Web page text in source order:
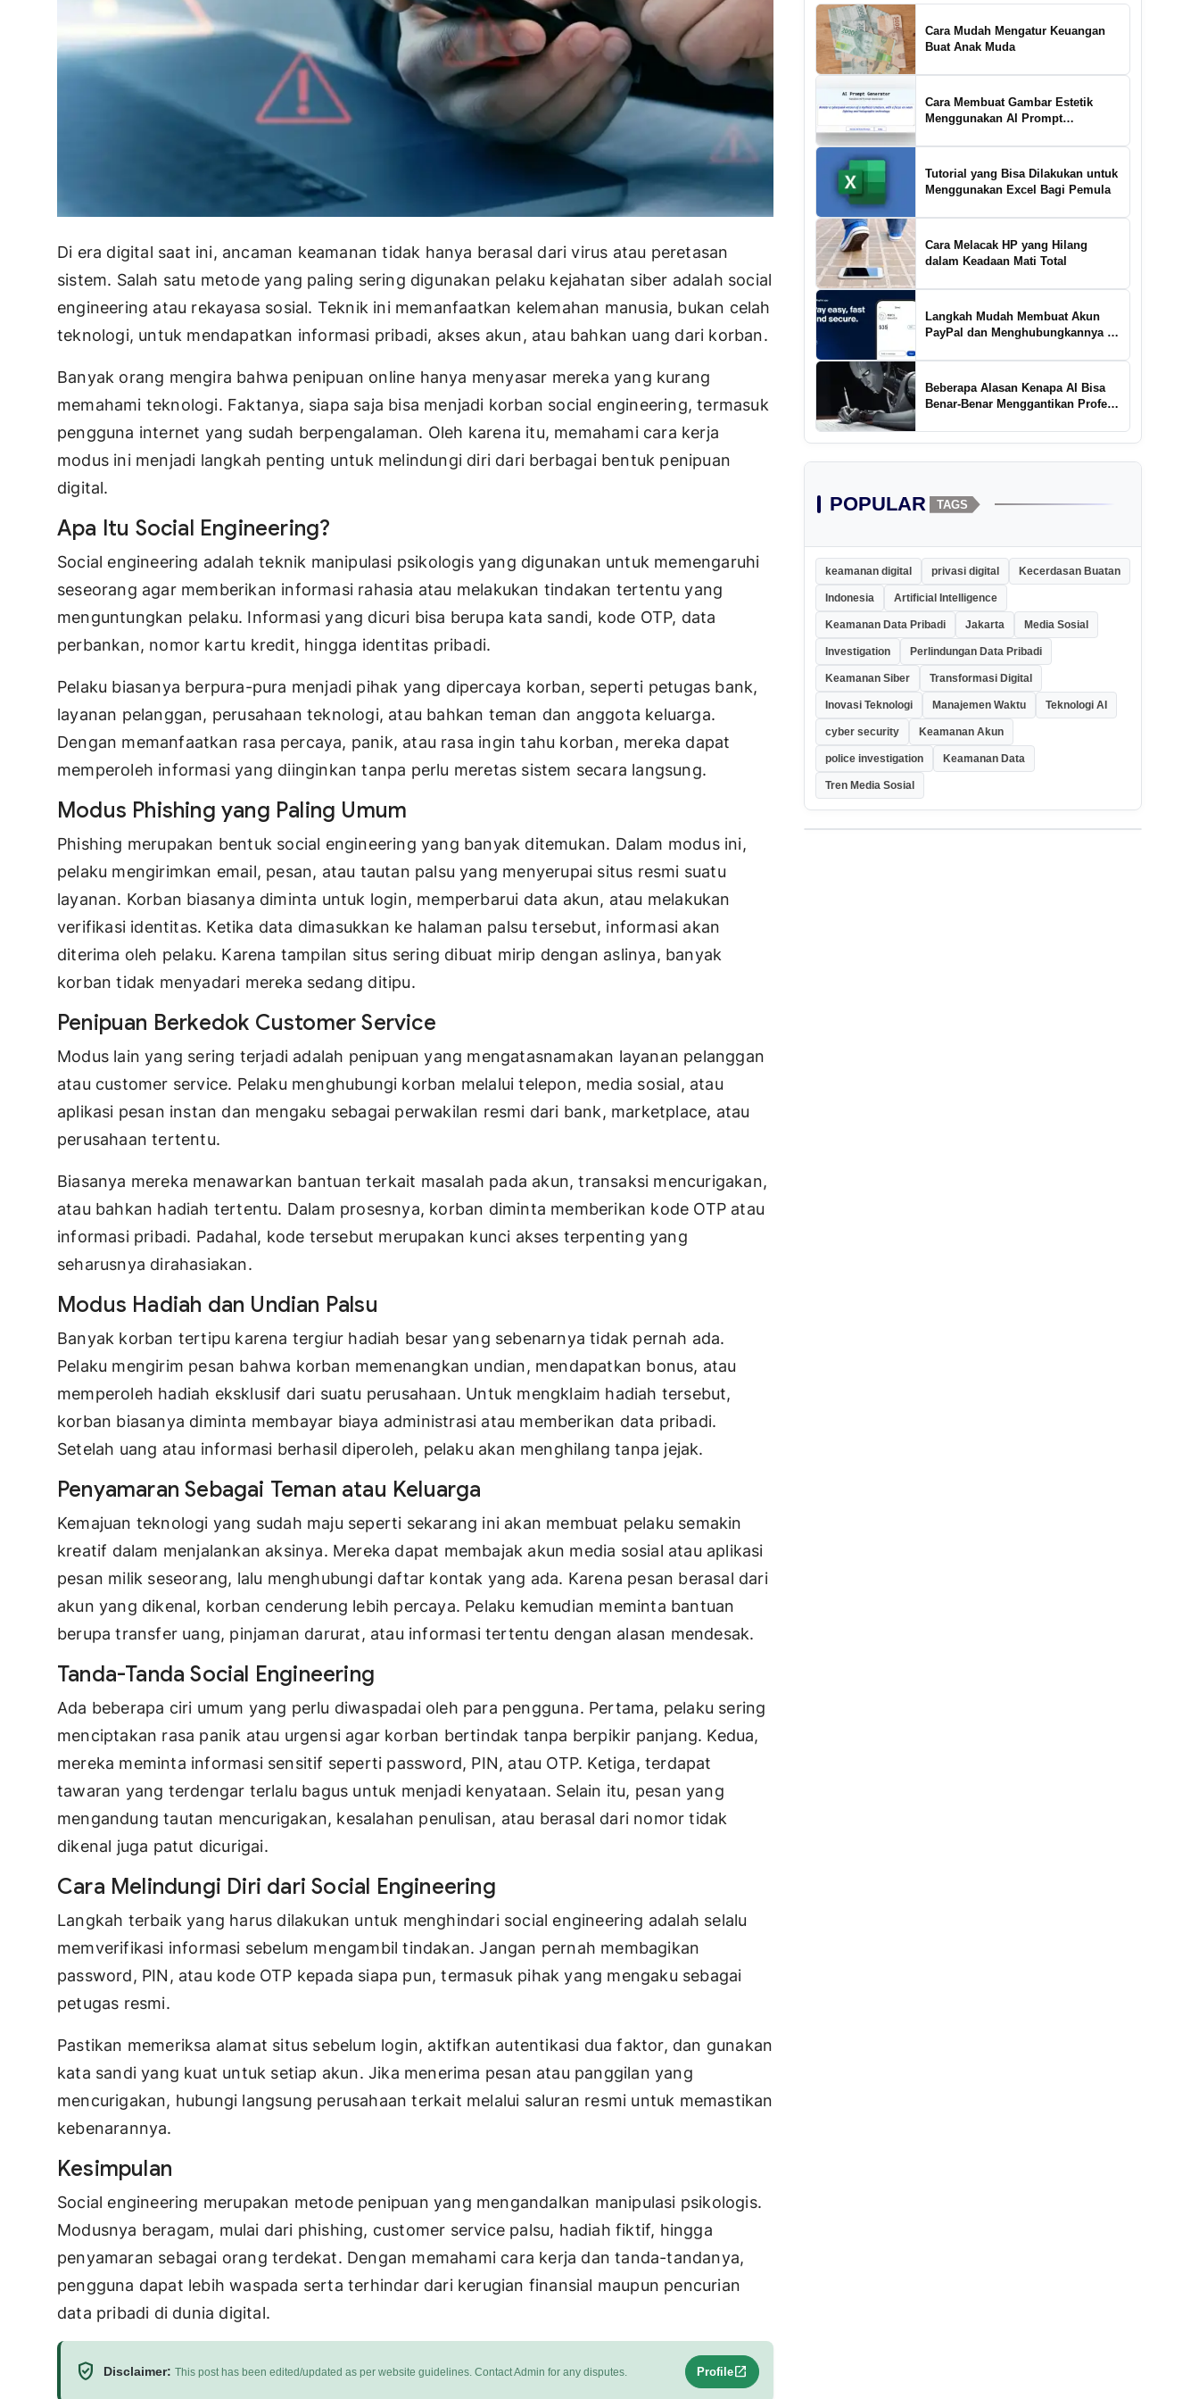
Di era digital saat ini, ancaman keamanan tidak hanya berasal dari virus atau peretasan
sistem. Salah satu metode yang paling sering digunakan pelaku kejahatan siber adalah social
engineering atau rekayasa sosial. Teknik ini memanfaatkan kelemahan manusia, bukan celah
teknologi, untuk mendapatkan informasi pribadi, akses akun, atau bahkan uang dari korban.
Banyak orang mengira bahwa penipuan online hanya menyasar mereka yang kurang
memahami teknologi. Faktanya, siapa saja bisa menjadi korban social engineering, termasuk
pengguna internet yang sudah berpengalaman. Oleh karena itu, memahami cara kerja
modus ini menjadi langkah penting untuk melindungi diri dari berbagai bentuk penipuan
digital.
Apa Itu Social Engineering?
Social engineering adalah teknik manipulasi psikologis yang digunakan untuk memengaruhi
seseorang agar memberikan informasi rahasia atau melakukan tindakan tertentu yang
menguntungkan pelaku. Informasi yang dicuri bisa berupa kata sandi, kode OTP, data
perbankan, nomor kartu kredit, hingga identitas pribadi.
Pelaku biasanya berpura-pura menjadi pihak yang dipercaya korban, seperti petugas bank,
layanan pelanggan, perusahaan teknologi, atau bahkan teman dan anggota keluarga.
Dengan memanfaatkan rasa percaya, panik, atau rasa ingin tahu korban, mereka dapat
memperoleh informasi yang diinginkan tanpa perlu meretas sistem secara langsung.
Modus Phishing yang Paling Umum
Phishing merupakan bentuk social engineering yang banyak ditemukan. Dalam modus ini,
pelaku mengirimkan email, pesan, atau tautan palsu yang menyerupai situs resmi suatu
layanan. Korban biasanya diminta untuk login, memperbarui data akun, atau melakukan
verifikasi identitas. Ketika data dimasukkan ke halaman palsu tersebut, informasi akan
diterima oleh pelaku. Karena tampilan situs sering dibuat mirip dengan aslinya, banyak
korban tidak menyadari mereka sedang ditipu.
Penipuan Berkedok Customer Service
Modus lain yang sering terjadi adalah penipuan yang mengatasnamakan layanan pelanggan
atau customer service. Pelaku menghubungi korban melalui telepon, media sosial, atau
aplikasi pesan instan dan mengaku sebagai perwakilan resmi dari bank, marketplace, atau
perusahaan tertentu.
Biasanya mereka menawarkan bantuan terkait masalah pada akun, transaksi mencurigakan,
atau bahkan hadiah tertentu. Dalam prosesnya, korban diminta memberikan kode OTP atau
informasi pribadi. Padahal, kode tersebut merupakan kunci akses terpenting yang
seharusnya dirahasiakan.
Modus Hadiah dan Undian Palsu
Banyak korban tertipu karena tergiur hadiah besar yang sebenarnya tidak pernah ada.
Pelaku mengirim pesan bahwa korban memenangkan undian, mendapatkan bonus, atau
memperoleh hadiah eksklusif dari suatu perusahaan. Untuk mengklaim hadiah tersebut,
korban biasanya diminta membayar biaya administrasi atau memberikan data pribadi.
Setelah uang atau informasi berhasil diperoleh, pelaku akan menghilang tanpa jejak.
Penyamaran Sebagai Teman atau Keluarga
Kemajuan teknologi yang sudah maju seperti sekarang ini akan membuat pelaku semakin
kreatif dalam menjalankan aksinya. Mereka dapat membajak akun media sosial atau aplikasi
pesan milik seseorang, lalu menghubungi daftar kontak yang ada. Karena pesan berasal dari
akun yang dikenal, korban cenderung lebih percaya. Pelaku kemudian meminta bantuan
berupa transfer uang, pinjaman darurat, atau informasi tertentu dengan alasan mendesak.
Tanda-Tanda Social Engineering
Ada beberapa ciri umum yang perlu diwaspadai oleh para pengguna. Pertama, pelaku sering
menciptakan rasa panik atau urgensi agar korban bertindak tanpa berpikir panjang. Kedua,
mereka meminta informasi sensitif seperti password, PIN, atau OTP. Ketiga, terdapat
tawaran yang terdengar terlalu bagus untuk menjadi kenyataan. Selain itu, pesan yang
mengandung tautan mencurigakan, kesalahan penulisan, atau berasal dari nomor tidak
dikenal juga patut dicurigai.
Cara Melindungi Diri dari Social Engineering
Langkah terbaik yang harus dilakukan untuk menghindari social engineering adalah selalu
memverifikasi informasi sebelum mengambil tindakan. Jangan pernah membagikan
password, PIN, atau kode OTP kepada siapa pun, termasuk pihak yang mengaku sebagai
petugas resmi.
Pastikan memeriksa alamat situs sebelum login, aktifkan autentikasi dua faktor, dan gunakan
kata sandi yang kuat untuk setiap akun. Jika menerima pesan atau panggilan yang
mencurigakan, hubungi langsung perusahaan terkait melalui saluran resmi untuk memastikan
kebenarannya.
Kesimpulan
Social engineering merupakan metode penipuan yang mengandalkan manipulasi psikologis.
Modusnya beragam, mulai dari phishing, customer service palsu, hadiah fiktif, hingga
penyamaran sebagai orang terdekat. Dengan memahami cara kerja dan tanda-tandanya,
pengguna dapat lebih waspada serta terhindar dari kerugian finansial maupun pencurian
data pribadi di dunia digital.
verified_user Disclaimer: This post has been edited/updated as per website guidelines. Contact Admin for any disputes. Profileopen_in_new
Cara Mudah Mengatur Keuangan
Buat Anak Muda
Cara Membuat Gambar Estetik
Menggunakan AI Prompt
Tutorial yang Bisa Dilakukan untuk
Menggunakan Excel Bagi Pemula
Cara Melacak HP yang Hilang
dalam Keadaan Mati Total
Langkah Mudah Membuat Akun
PayPal dan Menghubungkannya ke
Beberapa Alasan Kenapa AI Bisa
Benar-Benar Menggantikan Profesi
POPULAR TAGS
keamanan digital privasi digital Kecerdasan Buatan
Indonesia Artificial Intelligence
Keamanan Data Pribadi Jakarta Media Sosial
Investigation Perlindungan Data Pribadi
Keamanan Siber Transformasi Digital
Inovasi Teknologi Manajemen Waktu Teknologi AI
cyber security Keamanan Akun
police investigation Keamanan Data
Tren Media Sosial